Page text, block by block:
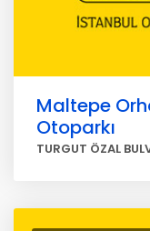
Maltepe
Otoparkı
TURGUT ÖZAL